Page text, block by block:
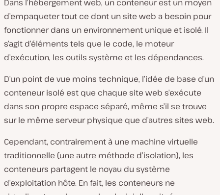
Dans l’hébergement web, un conteneur est un moyen
d’empaqueter tout ce dont un site web a besoin pour
fonctionner dans un environnement unique et isolé. Il
s’agit d’éléments tels que le code, le moteur
d’exécution, les outils système et les dépendances.
D’un point de vue moins technique, l’idée de base d’un
conteneur isolé est que chaque site web s’exécute
dans son propre espace séparé, même s’il se trouve
sur le même serveur physique que d’autres sites web.
Cependant, contrairement à une machine virtuelle
traditionnelle (une autre méthode d’isolation), les
conteneurs partagent le noyau du système
d’exploitation hôte. En fait, les conteneurs ne